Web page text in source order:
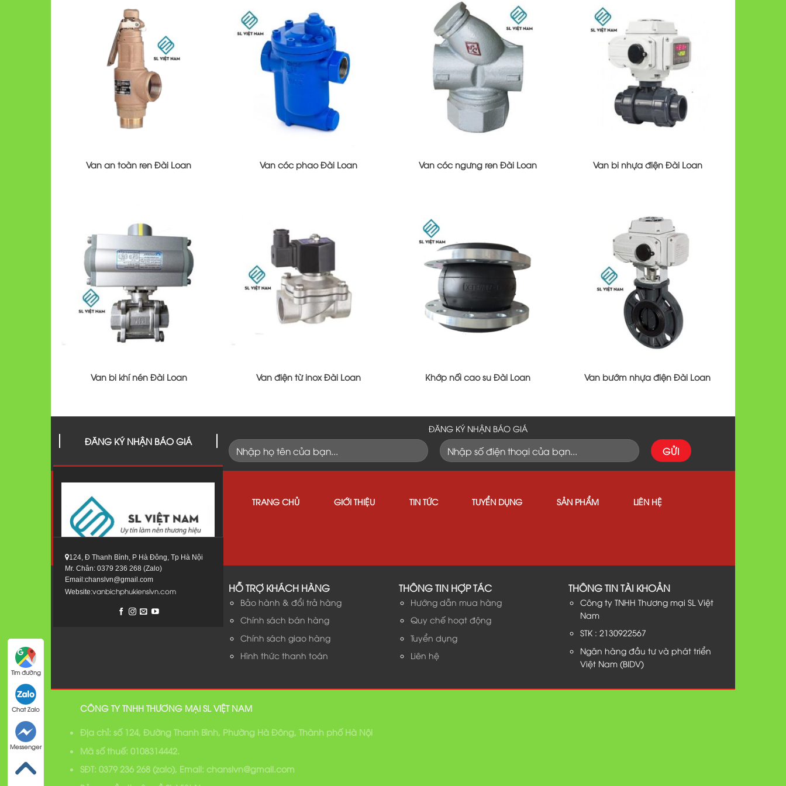
Van an toàn ren Đài Loan Van cóc phao Đài Loan Van cóc ngưng ren Đài Loan Van bi nhựa điện Đài Loan
Van bi khí nén Đài Loan Van điện từ inox Đài Loan Khớp nối cao su Đài Loan Van bướm nhựa điện Đài Loan
ĐĂNG KÝ NHẬN BÁO GIÁ
ĐĂNG KÝ NHẬN BÁO GIÁ
TRANG CHỦ GIỚI THIỆU TIN TỨC TUYỂN DỤNG SẢN PHẨM LIÊN HỆ
124, Đ Thanh Bình, P Hà Đông, Tp Hà Nội
Mr. Chân: 0379 236 268 (Zalo)
Email:chanslvn@gmail.com
Website:vanbichphukienslvn.com HỖ TRỢ KHÁCH HÀNG
Bảo hành & đổi trả hàng
Chính sách bán hàng
Chính sách giao hàng
Hình thức thanh toán
THÔNG TIN HỢP TÁC
Hướng dẫn mua hàng
Quy chế hoạt động
Tuyển dụng
Liên hệ
THÔNG TIN TÀI KHOẢN
Công ty TNHH Thương mại SL Việt
Nam
STK : 2130922567
Ngân hàng đầu tư và phát triển
Việt Nam (BIDV)
CÔNG TY TNHH THƯƠNG MẠI SL VIỆT NAM
Địa chỉ: số 124, Đường Thanh Bình, Phường Hà Đông, Thành phố Hà Nội
Mã số thuế: 0108314442.
SĐT: 0379 236 268 (zalo), Email: chanslvn@gmail.com
Tìm đường
Chat Zalo
Messenger